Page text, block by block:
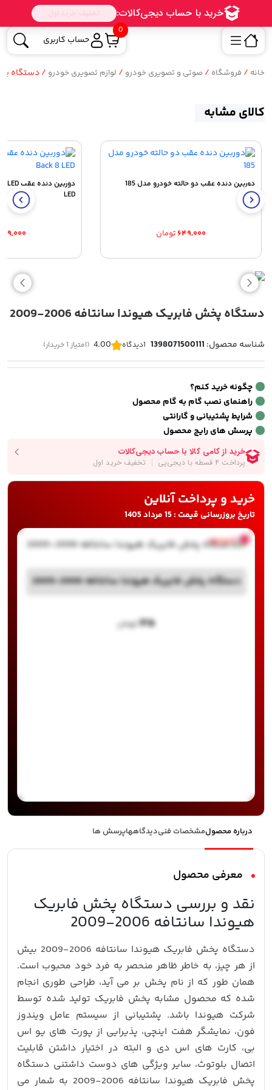
0
حساب کاربری
خانه / فروشگاه / صوتی و تصویری خودرو / لوازم تصویری خودرو / دستگاه پخش
کالای مشابه
دوربین دنده عقب دو حالته خودرو مدل 185
۶۴۹,۰۰۰ تومان
LED
دستگاه پخش فابریک هیوندا سانتافه 2006-2009
شناسه محصول: 1398071500111
1دیدگاه 4.00 (امتیاز 1 خریدار)
چگونه خرید کنم؟
راهنمای نصب گام به گام محصول
شرایط پشتیبانی و گارانتی
پرسش های رایج محصول
خرید و پرداخت آنلاین
تاریخ بروزرسانی قیمت : 15 مرداد 1405
ناموجود
دستگاه پخش فابریک هیوندا سانتافه 2006-2009
۱۲۵ تومان
درباره محصولمشخصات فنیدیدگاههاپرسش ها
معرفی محصول
نقد و بررسی دستگاه پخش فابریک
هیوندا سانتافه 2006-2009
دستگاه پخش فابریک هیوندا سانتافه 2006-2009 بیش
از هر چیز، به خاطر ظاهر منحصر به فرد خود محبوب است.
همان طور که از نام پخش بر می آید، طراحی طوری انجام
شده که محصول مشابه پخش فابریک تولید شده توسط
شرکت هیوندا باشد. پشتیبانی از سیستم عامل ویندوز
فون، نمایشگر هفت اینچی، پذیرایی از پورت های یو اس
بی، کارت های اس دی و البته در اختیار داشتن قابلیت
اتصال بلوتوث، سایر ویژگی های دوست داشتنی دستگاه
پخش فابریک هیوندا سانتافه 2006-2009 به شمار می